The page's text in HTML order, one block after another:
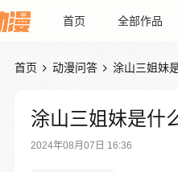
首页 全部作品
首页  动漫问答  涂山三姐妹
涂山三姐妹是什
2024年08月07日 16:36